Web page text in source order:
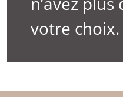
votre choix.